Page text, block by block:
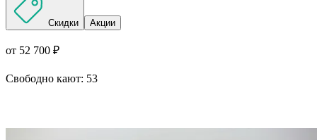
Скидки Акции
от 52 700 ₽
Свободно кают: 53